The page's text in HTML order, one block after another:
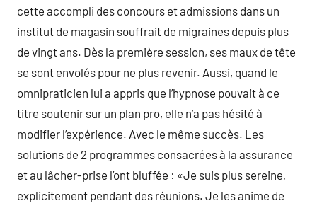
cette accompli des concours et admissions dans un
institut de magasin souffrait de migraines depuis plus
de vingt ans. Dès la première session, ses maux de tête
se sont envolés pour ne plus revenir. Aussi, quand le
omnipraticien lui a appris que l’hypnose pouvait à ce
titre soutenir sur un plan pro, elle n’a pas hésité à
modifier l’expérience. Avec le même succès. Les
solutions de 2 programmes consacrées à la assurance
et au lâcher-prise l’ont bluffée : «Je suis plus sereine,
explicitement pendant des réunions. Je les anime de